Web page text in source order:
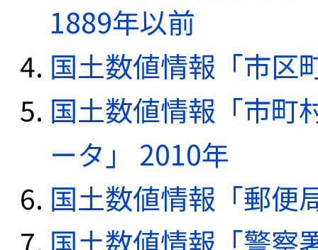
1889年以前
国土数値情報「市区
国土数値情報「市町
ータ」 2010年
国土数値情報「郵便
国土数値情報「警察